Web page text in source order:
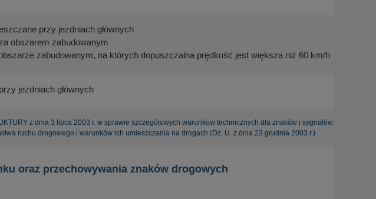
przy jezdniach głównych
obszarem zabudowanym
zabudowanym, na których dopuszczalna prędkość jest większa niż 60 km/h
jezdniach głównych
z dnia 3 lipca 2003 r. w sprawie szczegółowych warunków technicznych dla znaków i sygnałów
ruchu drogowego i warunków ich umieszczania na drogach (Dz. U. z dnia 23 grudnia 2003 r.)
oraz przechowywania znaków drogowych